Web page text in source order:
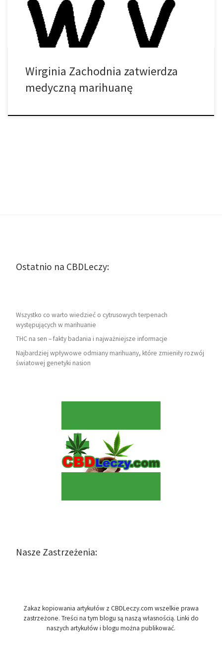
Zachodniej Wirginii i zmierza do stanowiska gubernatora Jim
Justice. […]
Wirginia Zachodnia zatwierdza
medyczną marihuanę
Ostatnio na CBDLeczy:
Wszystko co warto wiedzieć o cytrusowych terpenach
występujących w marihuanie
THC na sen – fakty badania i najważniejsze informacje
Najbardziej wpływowe odmiany marihuany, które zmieniły rozwój
światowej genetyki nasion
Nasze Zastrzeżenia:
Zakaz kopiowania artykułów z CBDLeczy.com wszelkie prawa
zastrzeżone. Treści na tym blogu są naszą własnością. Linki do
naszych artykułów i blogu można publikować.